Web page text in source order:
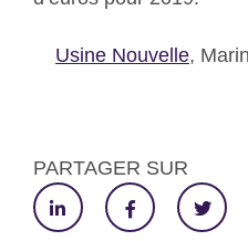
Usine Nouvelle,
PARTAGER SUR